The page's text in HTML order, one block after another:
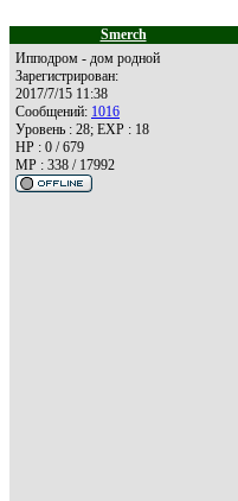
Smerch
Ипподром - дом родной
Зарегистрирован:
2017/7/15 11:38
Сообщений: 1016
Уровень : 28; EXP : 18
HP : 0 / 679
MP : 338 / 17992